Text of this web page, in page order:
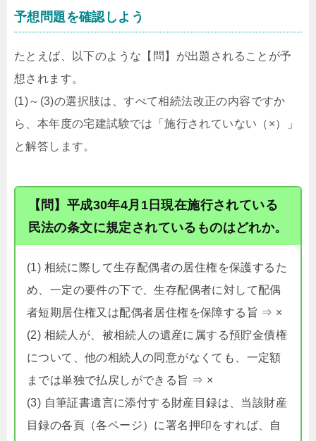
予想問題を確認しよう
たとえば、以下のような【問】が出題されることが予
想されます。
(1)～(3)の選択肢は、すべて相続法改正の内容ですか
ら、本年度の宅建試験では「施行されていない（×）」
と解答します。
【問】平成30年4月1日現在施行されている
民法の条文に規定されているものはどれか。
(1) 相続に際して生存配偶者の居住権を保護するた
め、一定の要件の下で、生存配偶者に対して配偶
者短期居住権又は配偶者居住権を保障する旨 ⇒ ×
(2) 相続人が、被相続人の遺産に属する預貯金債権
について、他の相続人の同意がなくても、一定額
までは単独で払戻しができる旨 ⇒ ×
(3) 自筆証書遺言に添付する財産目録は、当該財産
目録の各頁（各ページ）に署名押印をすれば、自